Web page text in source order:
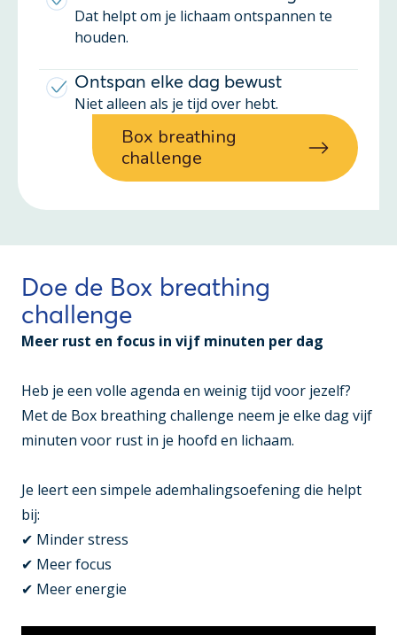
Dat helpt om je lichaam ontspannen te
houden.
Ontspan elke dag bewust
Niet alleen als je tijd over hebt.
Box breathing
challenge
Doe de Box breathing
challenge
Meer rust en focus in vijf minuten per dag
Heb je een volle agenda en weinig tijd voor jezelf?
Met de Box breathing challenge neem je elke dag vijf
minuten voor rust in je hoofd en lichaam.
Je leert een simpele ademhalingsoefening die helpt
bij:
✔ Minder stress
✔ Meer focus
✔ Meer energie